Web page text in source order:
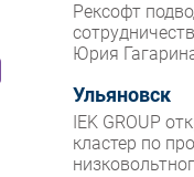
Рексофт
Юрия
Ульяновск
IEK GROUP
кластер по